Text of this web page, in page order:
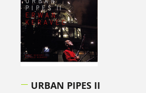
URBAN PIPES II